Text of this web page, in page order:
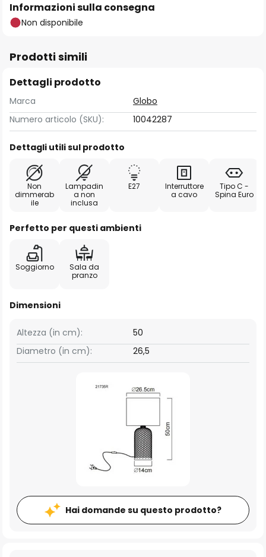
Informazioni sulla consegna
Non disponibile
Prodotti simili
Dettagli prodotto
Marca
Globo
Numero articolo (SKU):
10042287
Dettagli utili sul prodotto
Non
dimmerab
ile
Lampadin
a non
inclusa
E27
Interruttore
a cavo
Tipo C -
Spina Euro
Perfetto per questi ambienti
Soggiorno
Sala da
pranzo
Dimensioni
Altezza (in cm):
50
Diametro (in cm):
26,5
Hai domande su questo prodotto?